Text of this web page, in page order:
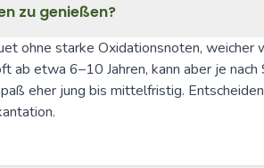
zu genießen?
ohne starke Oxidationsnoten, weicher
etwa 6–10 Jahren, kann aber je
eher jung bis mittelfristig.